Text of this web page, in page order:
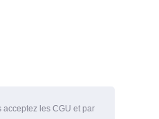
les CGU et par